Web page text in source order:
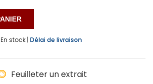
En stock | Délai de livraison
Feuilleter un extrait